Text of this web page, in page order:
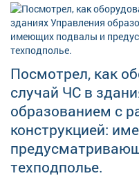
Посмотрел, как
случай ЧС в
образованием с
конструкцией:
техподполье.